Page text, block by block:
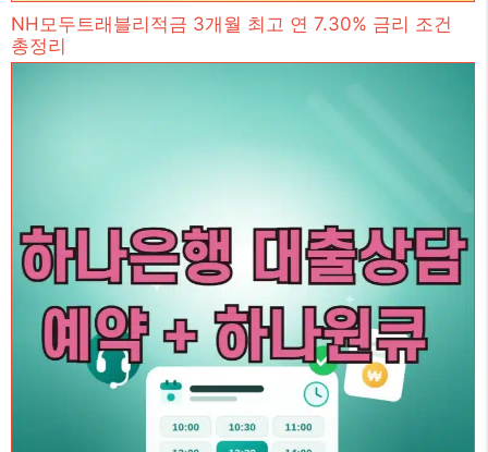
NH모두트래블리적금 3개월 최고 연 7.30% 금리 조건
총정리